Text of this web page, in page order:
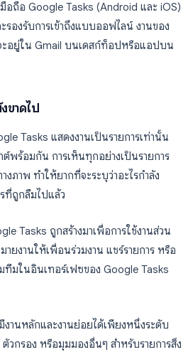
อถือ Google Tasks (Android และ iOS)
รองรับการเข้าถึงแบบออฟไลน์ งานของ
อยู่ใน Gmail บนเดสก์ท็อปหรือแอปบน
ขาดไป
Tasks แสดงงานเป็นรายการเท่านั้น
พร้อมกัน การเห็นทุกอย่างเป็นรายการ
ภาพ ทำให้ยากที่จะระบุว่าอะไรกำลัง
ที่ถูกลืมไปแล้ว
Tasks ถูกสร้างมาเพื่อการใช้งานส่วน
ยงานให้เพื่อนร่วมงาน แชร์รายการ หรือ
ทีมในอินเทอร์เฟซของ Google Tasks
านหลักและงานย่อยได้เพียงหนึ่งระดับ
วกรอง หรือมุมมองอื่นๆ สำหรับรายการสิ่ง